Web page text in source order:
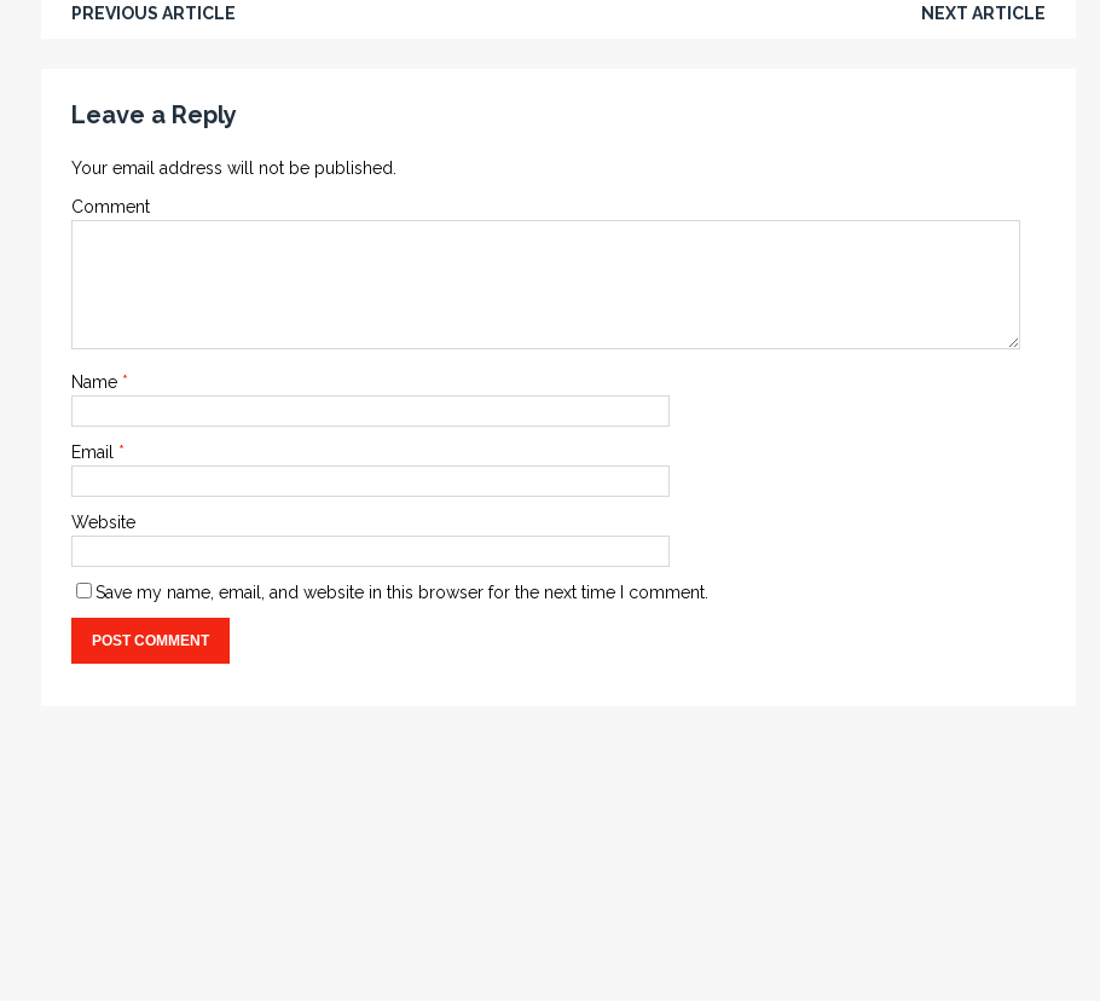
PREVIOUS ARTICLE NEXT ARTICLE
Leave a Reply
Your email address will not be published.
Comment
Name *
Email *
Website
Save my name, email, and website in this browser for the next time I comment.